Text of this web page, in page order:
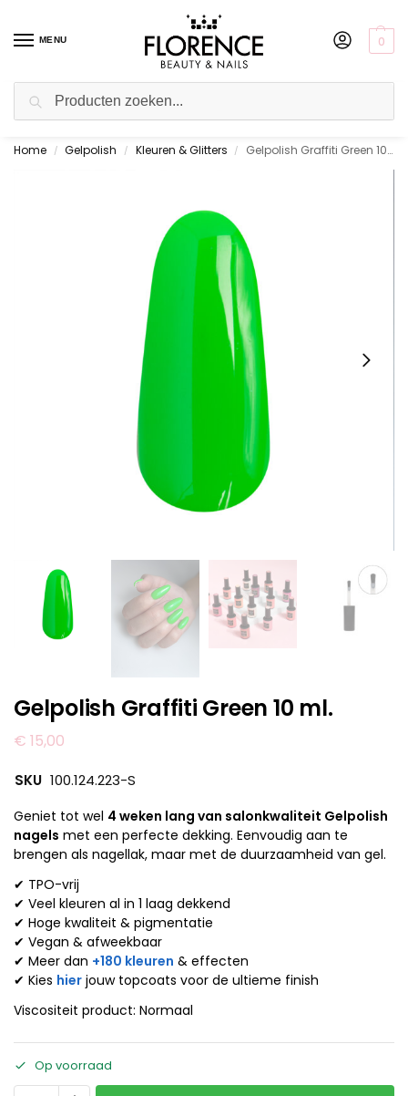
MENU 0
Gratis ophalen in de showroom
Home / Gelpolish / Kleuren & Glitters / Gelpolish Graffiti Green 10 ml.
Gelpolish Graffiti Green 10 ml.
€ 15,00
SKU 100.124.223-S
Geniet tot wel 4 weken lang van salonkwaliteit Gelpolish
nagels met een perfecte dekking. Eenvoudig aan te
brengen als nagellak, maar met de duurzaamheid van gel.
✔ TPO-vrij
✔ Veel kleuren al in 1 laag dekkend
✔ Hoge kwaliteit & pigmentatie
✔ Vegan & afweekbaar
✔ Meer dan +180 kleuren & effecten
✔ Kies hier jouw topcoats voor de ultieme finish
Viscositeit product: Normaal
Op voorraad